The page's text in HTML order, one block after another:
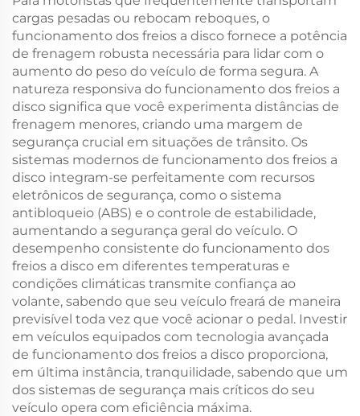
cargas pesadas ou rebocam reboques, o
funcionamento dos freios a disco fornece a potência
de frenagem robusta necessária para lidar com o
aumento do peso do veículo de forma segura. A
natureza responsiva do funcionamento dos freios a
disco significa que você experimenta distâncias de
frenagem menores, criando uma margem de
segurança crucial em situações de trânsito. Os
sistemas modernos de funcionamento dos freios a
disco integram-se perfeitamente com recursos
eletrônicos de segurança, como o sistema
antibloqueio (ABS) e o controle de estabilidade,
aumentando a segurança geral do veículo. O
desempenho consistente do funcionamento dos
freios a disco em diferentes temperaturas e
condições climáticas transmite confiança ao
volante, sabendo que seu veículo freará de maneira
previsível toda vez que você acionar o pedal. Investir
em veículos equipados com tecnologia avançada
de funcionamento dos freios a disco proporciona,
em última instância, tranquilidade, sabendo que um
dos sistemas de segurança mais críticos do seu
veículo opera com eficiência máxima.